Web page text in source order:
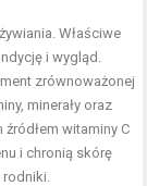
Właściwe
i wygląd.
zrównoważonej
minerały oraz
źródłem witaminy C
i chronią skórę